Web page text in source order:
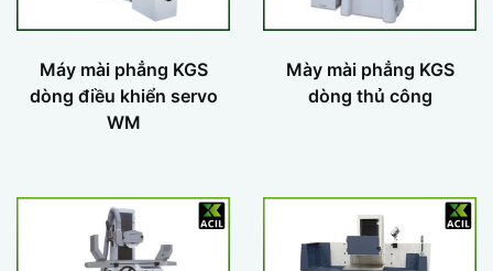
Máy mài phẳng KGS
dòng điều khiển servo
WM
Mày mài phẳng KGS
dòng thủ công